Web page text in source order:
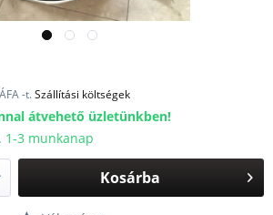
-t.Szállítási költségek
átvehető üzletünkben!
1-3 munkanap
Kosárba